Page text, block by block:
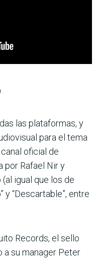
las plataformas, y
para el tema
canal oficial de
por Rafael Nir y
igual que los de
y “Descartable”, entre
Records, el sello
a su manager Peter